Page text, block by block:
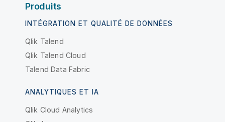
Produits
INTÉGRATION ET QUALITÉ DE DONNÉES
Qlik Talend
Qlik Talend Cloud
Talend Data Fabric
ANALYTIQUES ET IA
Qlik Cloud Analytics